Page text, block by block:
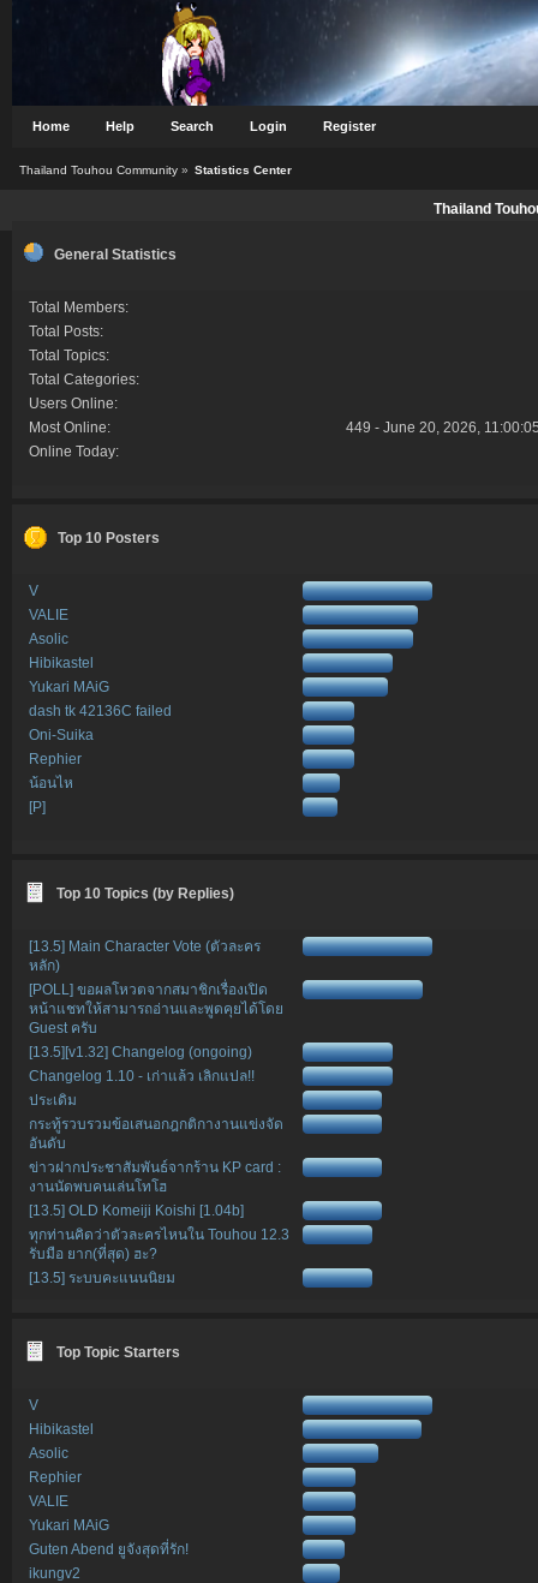
Home Help Search Login Register
Thailand Touhou Community» Statistics Center
Thailand
General Statistics
Total Members:
Total Posts:
Total Topics:
Total Categories:
Users Online:
Most Online:
449 - June 20, 2026,
Online Today:
Top 10 Posters
V
VALIE
Asolic
Hibikastel
Yukari MAiG
dash tk 42136C failed
Oni-Suika
Rephier
น้อนไห
[P]
Top 10 Topics (by Replies)
[13.5] Main Character Vote (ตัวละคร
หลัก)
[POLL] ขอผลโหวตจากสมาชิกเรื่องเปิด
หน้าแชทให้สามารถอ่านและพูดคุยได้โดย
Guest ครับ
[13.5][v1.32] Changelog (ongoing)
Changelog 1.10 - เก่าแล้ว เลิกแปล!!
ประเดิม
กระทู้รวบรวมข้อเสนอกฎกติกางานแข่งจัด
อันดับ
ข่าวฝากประชาสัมพันธ์จากร้าน KP card :
งานนัดพบคนเล่นโทโฮ
[13.5] OLD Komeiji Koishi [1.04b]
ทุกท่านคิดว่าตัวละครไหนใน Touhou 12.3
รับมือ ยาก(ที่สุด) ฮะ?
[13.5] ระบบคะแนนนิยม
Top Topic Starters
V
Hibikastel
Asolic
Rephier
VALIE
Yukari MAiG
Guten Abend ยูจังสุดที่รัก!
ikungv2